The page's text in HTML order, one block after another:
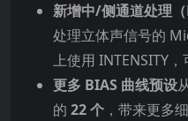
新增中/侧通道处理
处理立体声信号的
上使用 INTENSITY，
更多 BIAS 曲线预设
的 22 个 ，带来更多